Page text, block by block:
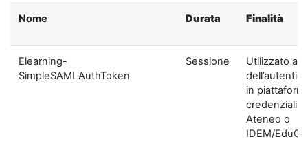
Nome Durata Finalità
Elearning-
SimpleSAMLAuthToken
Sessione
Utilizzato ai
in
credenziali di
Ateneo o
IDEM/